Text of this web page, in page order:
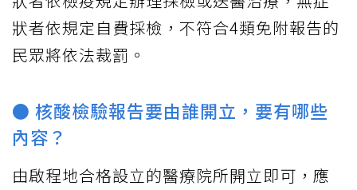
狀者依規定自費採檢，不符合4類免附報告的
民眾將依法裁罰。
● 核酸檢驗報告要由誰開立，要有哪些
內容？
由啟程地合格設立的醫療院所開立即可，應